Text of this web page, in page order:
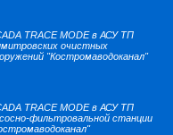
TRACE MODE в АСУ ТП
очистных
"Костромаводоканал"
TRACE MODE в АСУ ТП
фильтровальной станции